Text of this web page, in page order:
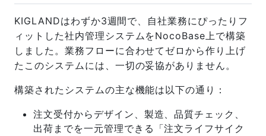
KIGLANDはわずか3週間で、自社業務にぴったりフ
ィットした社内管理システムをNocoBase上で構築
しました。業務フローに合わせてゼロから作り上げ
たこのシステムには、一切の妥協がありません。
構築されたシステムの主な機能は以下の通り：
注文受付からデザイン、製造、品質チェック、
出荷までを一元管理できる「注文ライフサイク